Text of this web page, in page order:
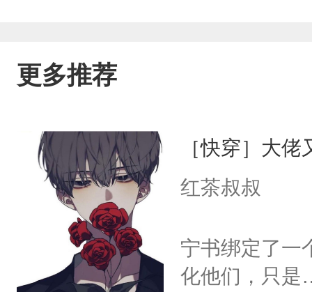
影！“小准，是你吗？小准……”司涏弛
笑，“先生，你认错人了。”
更多推荐
［快穿］大
红茶叔叔
宁书绑定了一
化他们，只是